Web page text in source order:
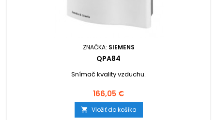
ZNAČKA: SIEMENS
QPA84
Snímač kvality vzduchu.
Cena
166,05 €
 Vložiť do košíka